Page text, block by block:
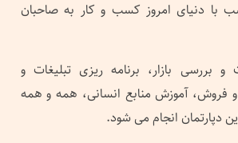
با دنیای امروز کسب و کار به صاحبان
و بررسی بازار، برنامه ریزی تبلیغات و
و فروش، آموزش منابع انسانی، همه و همه
دپارتمان انجام می شود.